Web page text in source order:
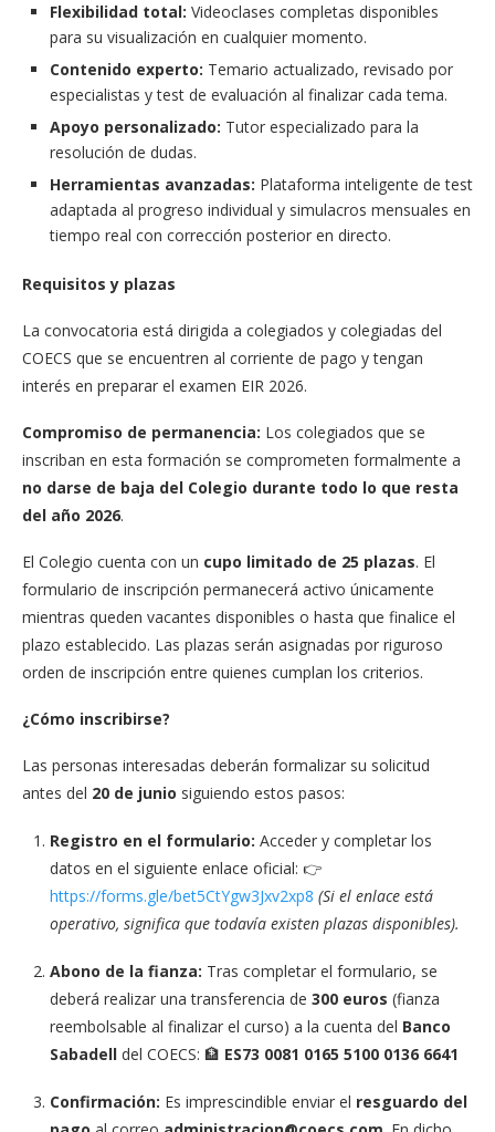
Flexibilidad total: Videoclases completas disponibles
para su visualización en cualquier momento.
Contenido experto: Temario actualizado, revisado por
especialistas y test de evaluación al finalizar cada tema.
Apoyo personalizado: Tutor especializado para la
resolución de dudas.
Herramientas avanzadas: Plataforma inteligente de test
adaptada al progreso individual y simulacros mensuales en
tiempo real con corrección posterior en directo.
Requisitos y plazas
La convocatoria está dirigida a colegiados y colegiadas del
COECS que se encuentren al corriente de pago y tengan
interés en preparar el examen EIR 2026.
Compromiso de permanencia: Los colegiados que se
inscriban en esta formación se comprometen formalmente a
no darse de baja del Colegio durante todo lo que resta
del año 2026.
El Colegio cuenta con un cupo limitado de 25 plazas. El
formulario de inscripción permanecerá activo únicamente
mientras queden vacantes disponibles o hasta que finalice el
plazo establecido. Las plazas serán asignadas por riguroso
orden de inscripción entre quienes cumplan los criterios.
¿Cómo inscribirse?
Las personas interesadas deberán formalizar su solicitud
antes del 20 de junio siguiendo estos pasos:
Registro en el formulario: Acceder y completar los
datos en el siguiente enlace oficial: 👉
https://forms.gle/bet5CtYgw3Jxv2xp8 (Si el enlace está
operativo, significa que todavía existen plazas disponibles).
Abono de la fianza: Tras completar el formulario, se
deberá realizar una transferencia de 300 euros (fianza
reembolsable al finalizar el curso) a la cuenta del Banco
Sabadell del COECS: 🏦 ES73 0081 0165 5100 0136 6641
Confirmación: Es imprescindible enviar el resguardo del